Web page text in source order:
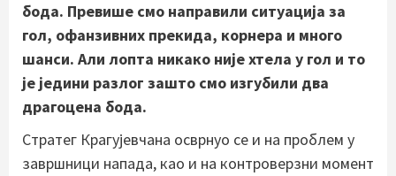
бода. Превише смо направили ситуација за
гол, офанзивних прекида, корнера и много
шанси. Али лопта никако није хтела у гол и то
је једини разлог зашто смо изгубили два
драгоцена бода.
Стратег Крагујевчана осврнуо се и на проблем у
завршници напада, као и на контроверзни момент